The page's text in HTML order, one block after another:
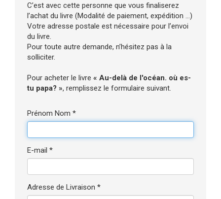
C’est avec cette personne que vous finaliserez
l’achat du livre (Modalité de paiement, expédition ...)
Votre adresse postale est nécessaire pour l’envoi
du livre.
Pour toute autre demande, n’hésitez pas à la
solliciter.
Pour acheter le livre « Au-delà de l'océan. où es-
tu papa? », remplissez le formulaire suivant.
Prénom Nom *
E-mail *
Adresse de Livraison *